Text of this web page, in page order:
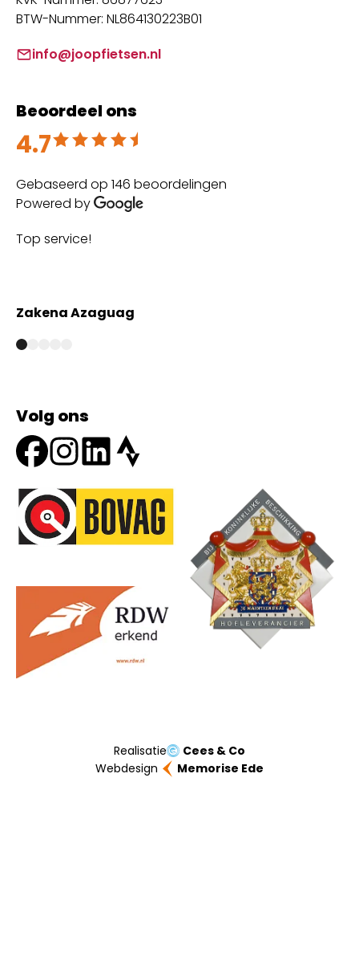
BTW-Nummer: NL864130223B01
info@joopfietsen.nl
Beoordeel ons
4.7
Beoordeeld met 4.7 uit 5
Gebaseerd op 146 beoordelingen
Powered by
Top service!
Zakena Azaguag
Volg ons
Onze partners
Realisatie
Cees & Co
Webdesign
Memorise Ede